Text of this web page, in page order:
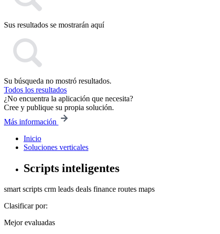
Sus resultados se mostrarán aquí
Su búsqueda no mostró resultados.
Todos los resultados
¿No encuentra la aplicación que necesita?
Cree y publique su propia solución.
Más información
Inicio
Soluciones verticales
Scripts inteligentes
smart scripts crm leads deals finance routes maps
Clasificar por:
Mejor evaluadas